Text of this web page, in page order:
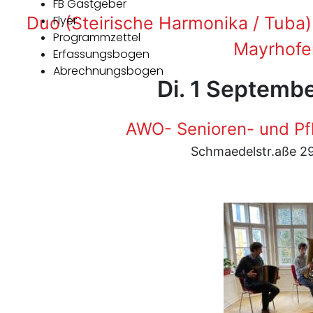
FB Gastgeber
Flyer
Programmzettel
Erfassungsbogen
Abrechnungsbogen
Duo (Steirische Harmonika /
Di. 1
AWO- Senioren- und
Schmaedelstr.aße